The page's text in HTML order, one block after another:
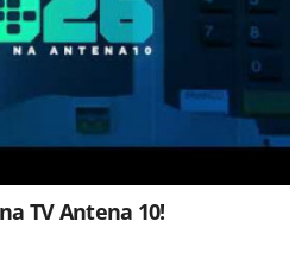
TV Antena 10!